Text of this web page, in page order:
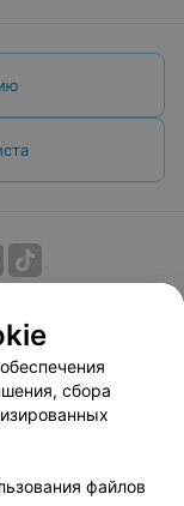
оплаты
сервиса
сбора
файлов